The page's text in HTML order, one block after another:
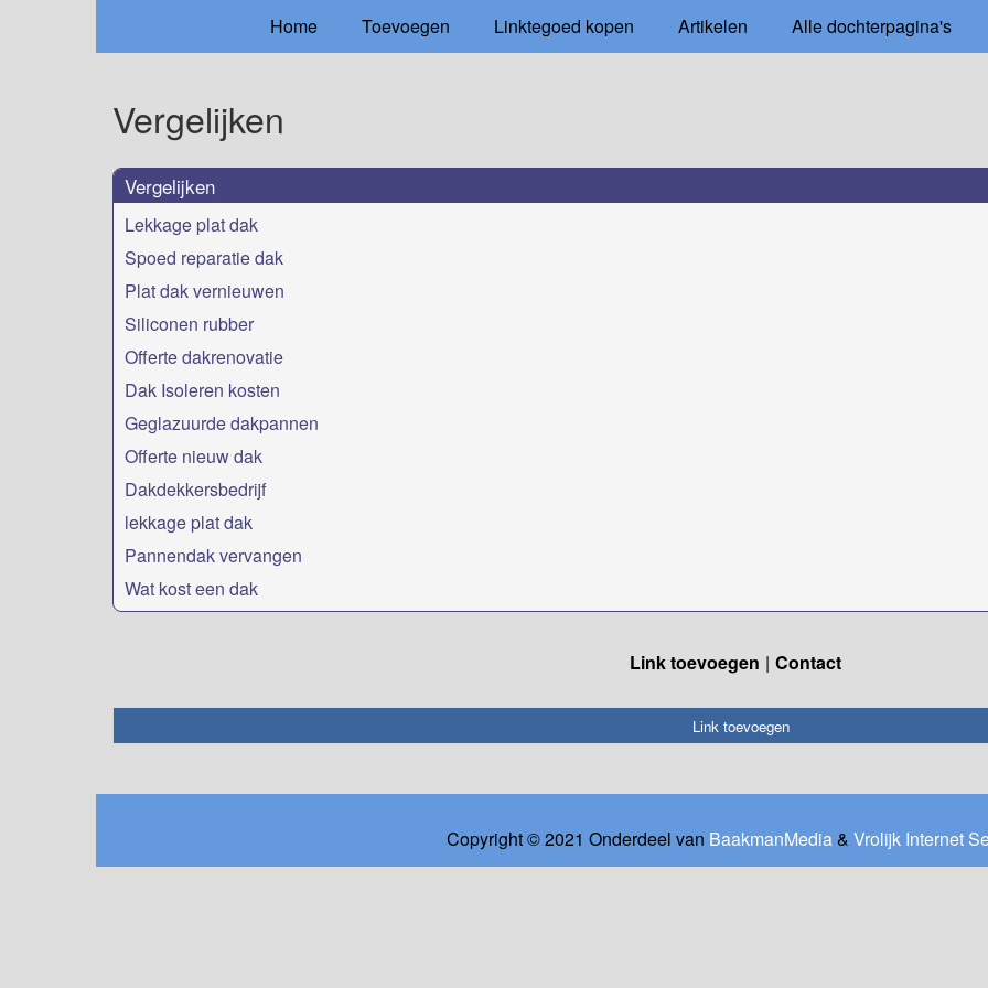
Home Toevoegen Linktegoed kopen Artikelen Alle dochterpagina's
Vergelijken
Vergelijken
Lekkage plat dak
Spoed reparatie dak
Plat dak vernieuwen
Siliconen rubber
Offerte dakrenovatie
Dak Isoleren kosten
Geglazuurde dakpannen
Offerte nieuw dak
Dakdekkersbedrijf
lekkage plat dak
Pannendak vervangen
Wat kost een dak
Link toevoegen Contact
Link toevoegen
Copyright © 2021 Onderdeel van BaakmanMedia& Vrolijk Internet